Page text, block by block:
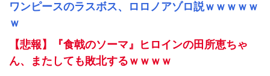
ワンピースのラスボス、ロロノアゾロ説ｗｗｗｗｗ
ｗ
【悲報】『食戟のソーマ』ヒロインの田所恵ちゃ
ん、またしても敗北するｗｗｗｗ